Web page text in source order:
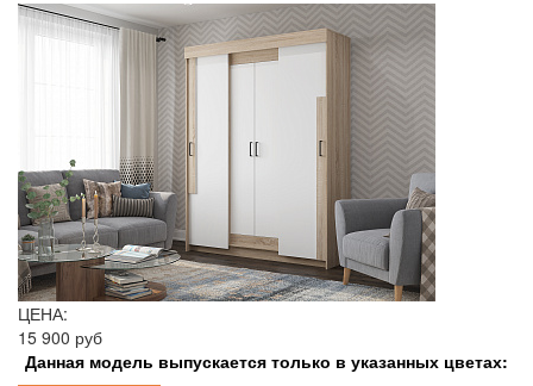
ЦЕНА:
15 900 руб
Данная модель выпускается только в указанных цветах: